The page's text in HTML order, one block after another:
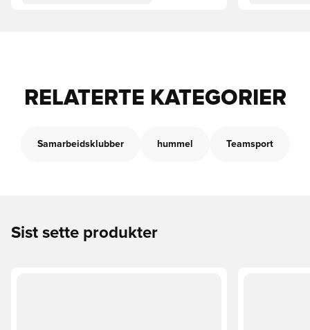
RELATERTE KATEGORIER
Samarbeidsklubber hummel Teamsport
Sist sette produkter